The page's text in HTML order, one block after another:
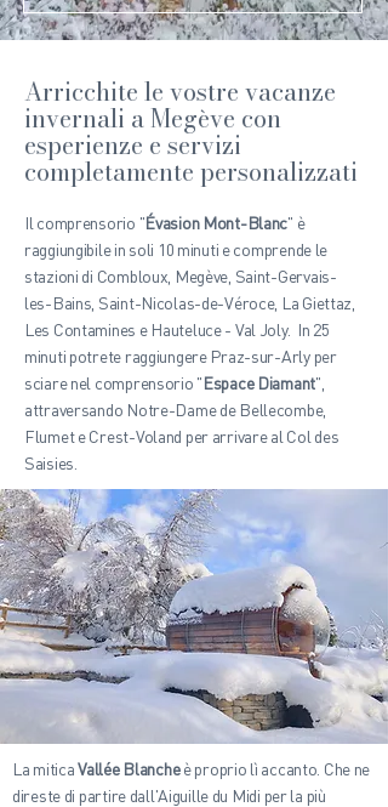
Arricchite le vostre vacanze
invernali a Megève con
esperienze e servizi
completamente personalizzati
Il comprensorio "Évasion Mont-Blanc" è
raggiungibile in soli 10 minuti e comprende le
stazioni di Combloux, Megève, Saint-Gervais-
les-Bains, Saint-Nicolas-de-Véroce, La Giettaz,
Les Contamines e Hauteluce - Val Joly. In 25
minuti potrete raggiungere Praz-sur-Arly per
sciare nel comprensorio "Espace Diamant",
attraversando Notre-Dame de Bellecombe,
Flumet e Crest-Voland per arrivare al Col des
Saisies.
La miticaVallée Blancheè proprio lì accanto. Che ne
direste di partire dall'Aiguille du Midi per la più